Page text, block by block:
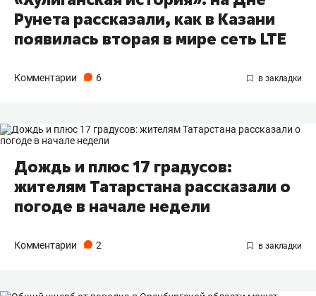
Рунета рассказали, как в Казани
появилась вторая в мире сеть LTE
Комментарии 6
Дождь и плюс 17 градусов:
жителям Татарстана рассказали о
погоде в начале недели
Комментарии 2